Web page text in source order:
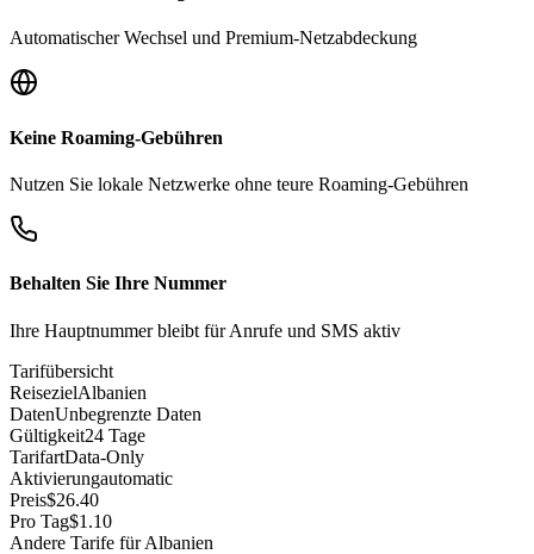
Automatischer Wechsel und Premium-Netzabdeckung
Keine Roaming-Gebühren
Nutzen Sie lokale Netzwerke ohne teure Roaming-Gebühren
Behalten Sie Ihre Nummer
Ihre Hauptnummer bleibt für Anrufe und SMS aktiv
Tarifübersicht
ReisezielAlbanien
DatenUnbegrenzte Daten
Gültigkeit24 Tage
TarifartData-Only
Aktivierungautomatic
Preis$26.40
Pro Tag$1.10
Andere Tarife für Albanien